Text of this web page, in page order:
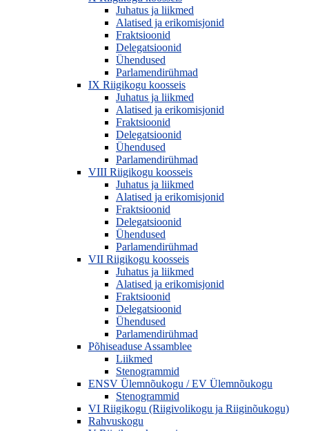
Juhatus ja liikmed
Alatised ja erikomisjonid
Fraktsioonid
Delegatsioonid
Ühendused
Parlamendirühmad
IX Riigikogu koosseis
Juhatus ja liikmed
Alatised ja erikomisjonid
Fraktsioonid
Delegatsioonid
Ühendused
Parlamendirühmad
VIII Riigikogu koosseis
Juhatus ja liikmed
Alatised ja erikomisjonid
Fraktsioonid
Delegatsioonid
Ühendused
Parlamendirühmad
VII Riigikogu koosseis
Juhatus ja liikmed
Alatised ja erikomisjonid
Fraktsioonid
Delegatsioonid
Ühendused
Parlamendirühmad
Põhiseaduse Assamblee
Liikmed
Stenogrammid
ENSV Ülemnõukogu / EV Ülemnõukogu
Stenogrammid
VI Riigikogu (Riigivolikogu ja Riiginõukogu)
Rahvuskogu